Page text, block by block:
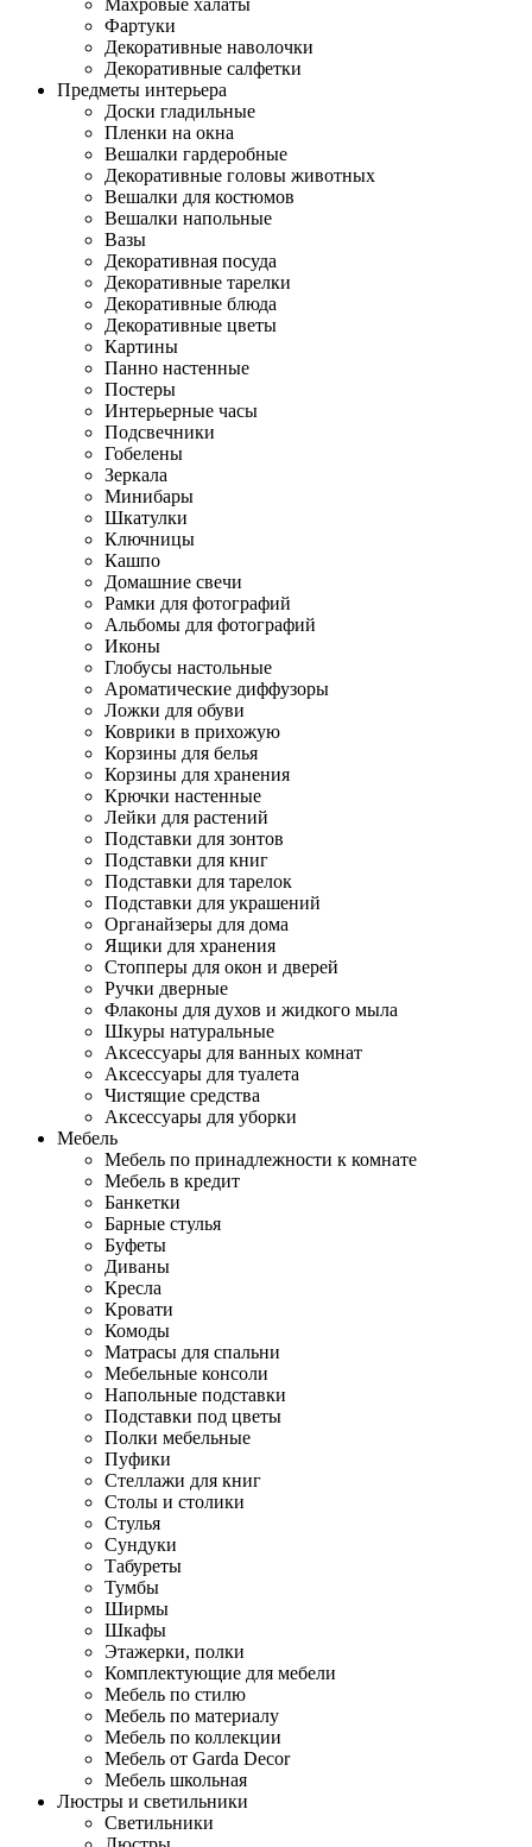
Махровые халаты
Фартуки
Декоративные наволочки
Декоративные салфетки
Предметы интерьера
Доски гладильные
Пленки на окна
Вешалки гардеробные
Декоративные головы животных
Вешалки для костюмов
Вешалки напольные
Вазы
Декоративная посуда
Декоративные тарелки
Декоративные блюда
Декоративные цветы
Картины
Панно настенные
Постеры
Интерьерные часы
Подсвечники
Гобелены
Зеркала
Минибары
Шкатулки
Ключницы
Кашпо
Домашние свечи
Рамки для фотографий
Альбомы для фотографий
Иконы
Глобусы настольные
Ароматические диффузоры
Ложки для обуви
Коврики в прихожую
Корзины для белья
Корзины для хранения
Крючки настенные
Лейки для растений
Подставки для зонтов
Подставки для книг
Подставки для тарелок
Подставки для украшений
Органайзеры для дома
Ящики для хранения
Стопперы для окон и дверей
Ручки дверные
Флаконы для духов и жидкого мыла
Шкуры натуральные
Аксессуары для ванных комнат
Аксессуары для туалета
Чистящие средства
Аксессуары для уборки
Мебель
Мебель по принадлежности к комнате
Мебель в кредит
Банкетки
Барные стулья
Буфеты
Диваны
Кресла
Кровати
Комоды
Матрасы для спальни
Мебельные консоли
Напольные подставки
Подставки под цветы
Полки мебельные
Пуфики
Стеллажи для книг
Столы и столики
Стулья
Сундуки
Табуреты
Тумбы
Ширмы
Шкафы
Этажерки, полки
Комплектующие для мебели
Мебель по стилю
Мебель по материалу
Мебель по коллекции
Мебель от Garda Decor
Мебель школьная
Люстры и светильники
Светильники